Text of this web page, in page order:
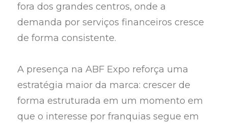
fora dos grandes centros, onde a
demanda por serviços financeiros cresce
de forma consistente.
A presença na ABF Expo reforça uma
estratégia maior da marca: crescer de
forma estruturada em um momento em
que o interesse por franquias segue em